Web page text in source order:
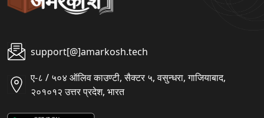
support[@]amarkosh.tech
ए-८ / ५०४ ऑलिव काउण्टी, सैक्टर ५, वसुन्धरा, गाजियाबाद,
२०१०१२ उत्तर प्रदेश, भारत